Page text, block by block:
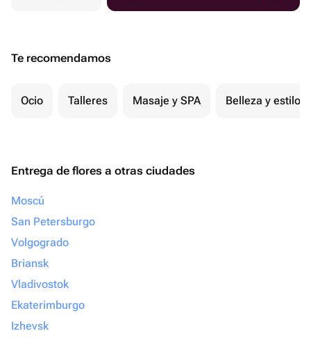
Te recomendamos
Ocio Talleres Masaje y SPA Belleza y estilo
Entrega de flores a otras ciudades
Moscú
San Petersburgo
Volgogrado
Briansk
Vladivostok
Ekaterimburgo
Izhevsk